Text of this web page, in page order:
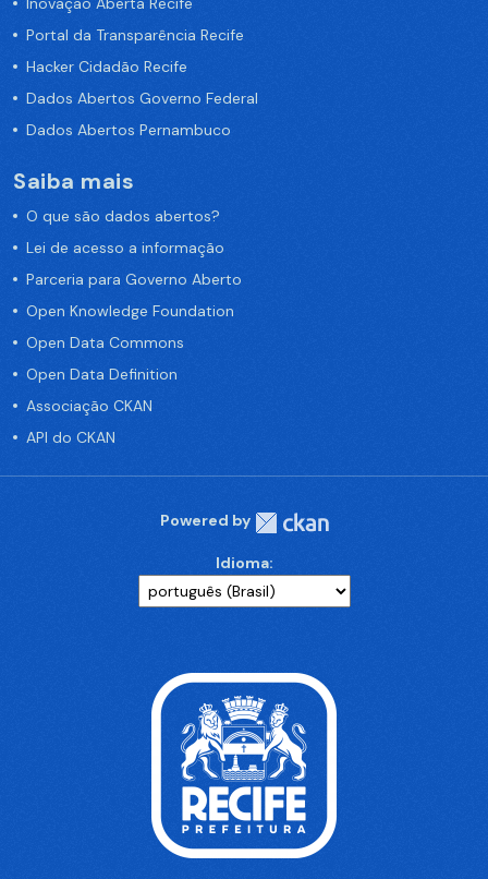
Portal da Transparência Recife
Hacker Cidadão Recife
Dados Abertos Governo Federal
Dados Abertos Pernambuco
Saiba mais
O que são dados abertos?
Lei de acesso a informação
Parceria para Governo Aberto
Open Knowledge Foundation
Open Data Commons
Open Data Definition
Associação CKAN
API do CKAN
Powered by
Idioma